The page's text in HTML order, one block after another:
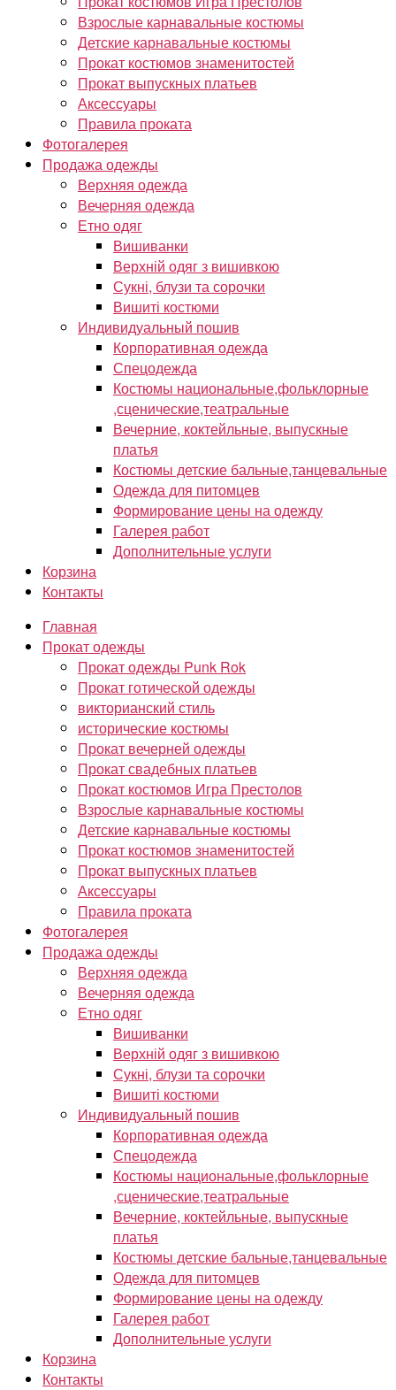
Взрослые карнавальные костюмы
Детские карнавальные костюмы
Прокат костюмов знаменитостей
Прокат выпускных платьев
Аксессуары
Правила проката
Фотогалерея
Продажа одежды
Верхняя одежда
Вечерняя одежда
Етно одяг
Вишиванки
Верхній одяг з вишивкою
Сукні, блузи та сорочки
Вишиті костюми
Индивидуальный пошив
Корпоративная одежда
Спецодежда
Костюмы национальные,фольклорные
,сценические,театральные
Вечерние, коктейльные, выпускные
платья
Костюмы детские бальные,танцевальные
Одежда для питомцев
Формирование цены на одежду
Галерея работ
Дополнительные услуги
Корзина
Контакты
Главная
Прокат одежды
Прокат одежды Punk Rok
Прокат готической одежды
викторианский стиль
исторические костюмы
Прокат вечерней одежды
Прокат свадебных платьев
Прокат костюмов Игра Престолов
Взрослые карнавальные костюмы
Детские карнавальные костюмы
Прокат костюмов знаменитостей
Прокат выпускных платьев
Аксессуары
Правила проката
Фотогалерея
Продажа одежды
Верхняя одежда
Вечерняя одежда
Етно одяг
Вишиванки
Верхній одяг з вишивкою
Сукні, блузи та сорочки
Вишиті костюми
Индивидуальный пошив
Корпоративная одежда
Спецодежда
Костюмы национальные,фольклорные
,сценические,театральные
Вечерние, коктейльные, выпускные
платья
Костюмы детские бальные,танцевальные
Одежда для питомцев
Формирование цены на одежду
Галерея работ
Дополнительные услуги
Корзина
Контакты